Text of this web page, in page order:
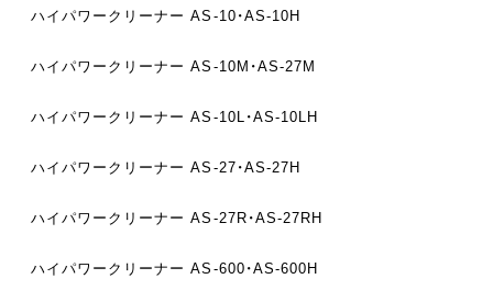
ハイパワークリーナー AS-10・AS-10H
ハイパワークリーナー AS-10M・AS-27M
ハイパワークリーナー AS-10L・AS-10LH
ハイパワークリーナー AS-27・AS-27H
ハイパワークリーナー AS-27R・AS-27RH
ハイパワークリーナー AS-600・AS-600H